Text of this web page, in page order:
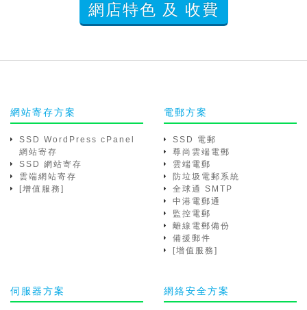
網店特色 及 收費
網站寄存方案
SSD WordPress cPanel
網站寄存
SSD 網站寄存
雲端網站寄存
[增值服務]
電郵方案
SSD 電郵
尊尚雲端電郵
雲端電郵
防垃圾電郵系統
全球通 SMTP
中港電郵通
監控電郵
離線電郵備份
備援郵件
[增值服務]
伺服器方案 網絡安全方案